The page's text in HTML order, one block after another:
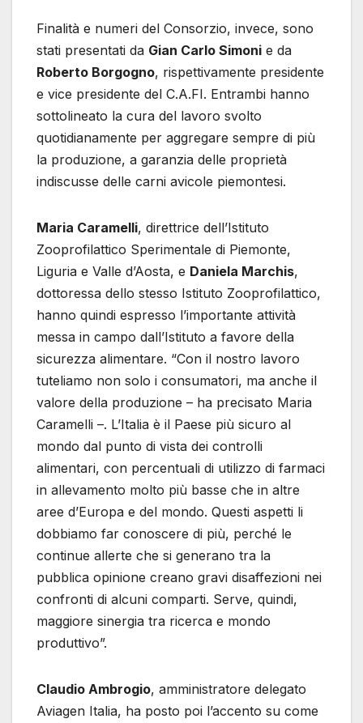
Finalità e numeri del Consorzio, invece, sono
stati presentati da Gian Carlo Simoni e da
Roberto Borgogno, rispettivamente presidente
e vice presidente del C.A.FI. Entrambi hanno
sottolineato la cura del lavoro svolto
quotidianamente per aggregare sempre di più
la produzione, a garanzia delle proprietà
indiscusse delle carni avicole piemontesi.
Maria Caramelli, direttrice dell’Istituto
Zooprofilattico Sperimentale di Piemonte,
Liguria e Valle d’Aosta, e Daniela Marchis,
dottoressa dello stesso Istituto Zooprofilattico,
hanno quindi espresso l’importante attività
messa in campo dall’Istituto a favore della
sicurezza alimentare. “Con il nostro lavoro
tuteliamo non solo i consumatori, ma anche il
valore della produzione – ha precisato Maria
Caramelli –. L’Italia è il Paese più sicuro al
mondo dal punto di vista dei controlli
alimentari, con percentuali di utilizzo di farmaci
in allevamento molto più basse che in altre
aree d’Europa e del mondo. Questi aspetti li
dobbiamo far conoscere di più, perché le
continue allerte che si generano tra la
pubblica opinione creano gravi disaffezioni nei
confronti di alcuni comparti. Serve, quindi,
maggiore sinergia tra ricerca e mondo
produttivo”.
Claudio Ambrogio, amministratore delegato
Aviagen Italia, ha posto poi l’accento su come